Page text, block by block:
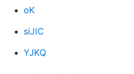
oK
siJIC
YJKQ